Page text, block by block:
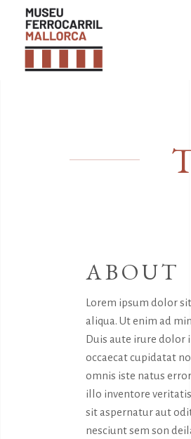
ABOUT
Lorem ipsum dolor
aliqua. Ut enim ad
Duis aute irure dolor
occaecat cupidatat
omnis iste natus
illo inventore
sit aspernatur aut
nesciunt sem son